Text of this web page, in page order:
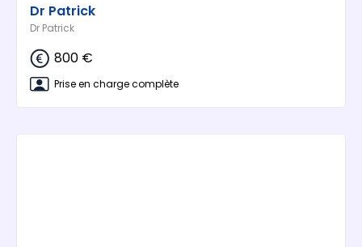
Dr Patrick
Dr Patrick
800 €
Prise en charge complète